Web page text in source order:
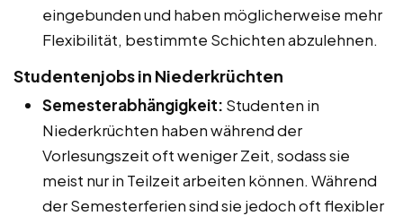
eingebunden und haben möglicherweise mehr
Flexibilität, bestimmte Schichten abzulehnen.
Studentenjobs in Niederkrüchten
Semesterabhängigkeit: Studenten in
Niederkrüchten haben während der
Vorlesungszeit oft weniger Zeit, sodass sie
meist nur in Teilzeit arbeiten können. Während
der Semesterferien sind sie jedoch oft flexibler